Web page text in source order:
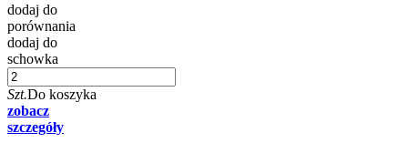
dodaj do
porównania
dodaj do
schowka
Szt.Do koszyka
zobacz
szczegóły